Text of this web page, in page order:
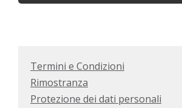
Termini e Condizioni
Rimostranza
Protezione dei dati personali